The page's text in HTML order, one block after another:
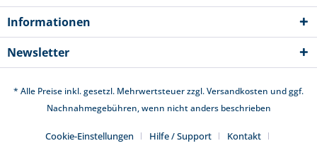
Informationen
Newsletter
* Alle Preise inkl. gesetzl. Mehrwertsteuer zzgl.Versandkosten und ggf.
Nachnahmegebühren, wenn nicht anders beschrieben
Cookie-Einstellungen Hilfe / Support
Kontakt